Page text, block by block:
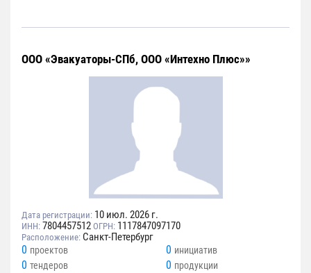
ООО «Эвакуаторы-СПб, ООО «Интехно Плюс»»
Дата регистрации: 10 июл. 2026 г.
ИНН: 7804457512 ОГРН: 1117847097170
Расположение: Санкт-Петербург
0 проектов 0 инициатив
0 тендеров 0 продукции